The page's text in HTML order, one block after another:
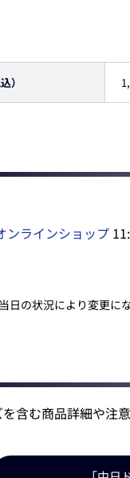
）
ンラインショップ
日の状況により変更に
含む商品詳細や注